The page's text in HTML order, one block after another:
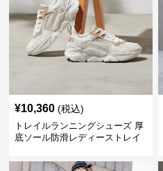
¥10,360 (税込)
トレイルランニングシューズ 厚
底ソール防滑レディーストレイ